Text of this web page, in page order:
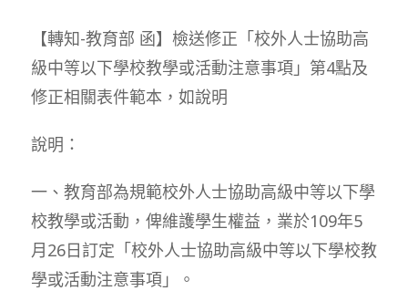
【轉知-教育部 函】檢送修正「校外人士協助高
級中等以下學校教學或活動注意事項」第4點及
修正相關表件範本，如說明
說明：
一、教育部為規範校外人士協助高級中等以下學
校教學或活動，俾維護學生權益，業於109年5
月26日訂定「校外人士協助高級中等以下學校教
學或活動注意事項」。